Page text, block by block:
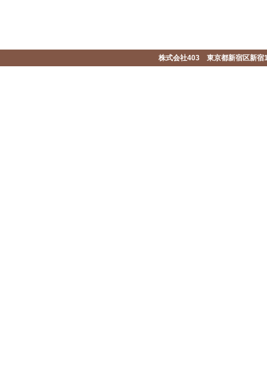
株式会社403 東京都新宿区新